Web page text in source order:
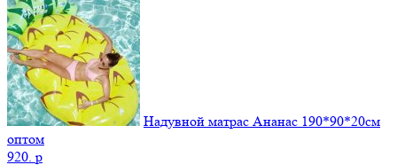
Надувной матрас Ананас 190*90*20см
оптом
920. p